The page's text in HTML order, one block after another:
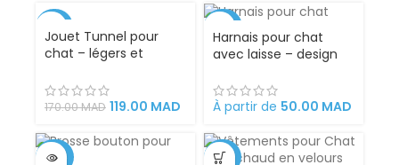
CHAUD
Jouet Tunnel pour
chat – légers et
de compagnie
170.00MAD 119.00 MAD
VENDU
Harnais pour chat
avec laisse – design
À partir de 50.00 MAD
-50% -35%